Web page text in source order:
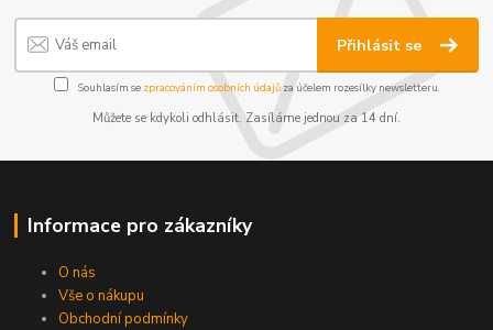
Přihlásit se
Souhlasím se zpracováním osobních údajůza účelem rozesílky newsletteru.
Můžete se kdykoli odhlásit. Zasíláme jednou za 14 dní.
Informace pro zákazníky
O nás
Vše o nákupu
Obchodní podmínky